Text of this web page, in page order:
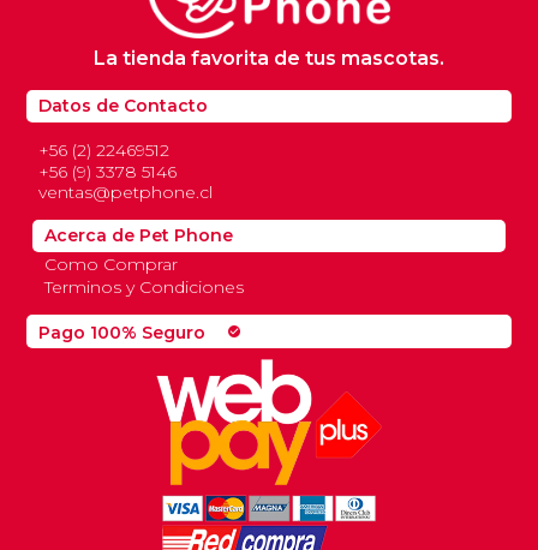
Pago 100% Seguro check_circle
Datos de Contacto
+56 (2) 22469512
+56 (9) 3378 5146
ventas@petphone.cl
La tienda favorita de tus mascotas.
Acerca de Pet Phone
Como Comprar
Terminos y Condiciones